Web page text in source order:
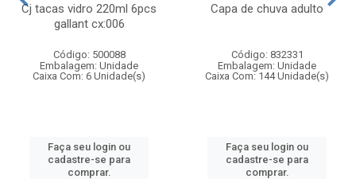
Cj tacas vidro 220ml 6pcs
gallant cx:006
Código: 500088
Embalagem: Unidade
Caixa Com: 6 Unidade(s)
Faça seu login ou
cadastre-se para
comprar.
Capa de chuva adulto
Código: 832331
Embalagem: Unidade
Caixa Com: 144 Unidade(s)
Faça seu login ou
cadastre-se para
comprar.